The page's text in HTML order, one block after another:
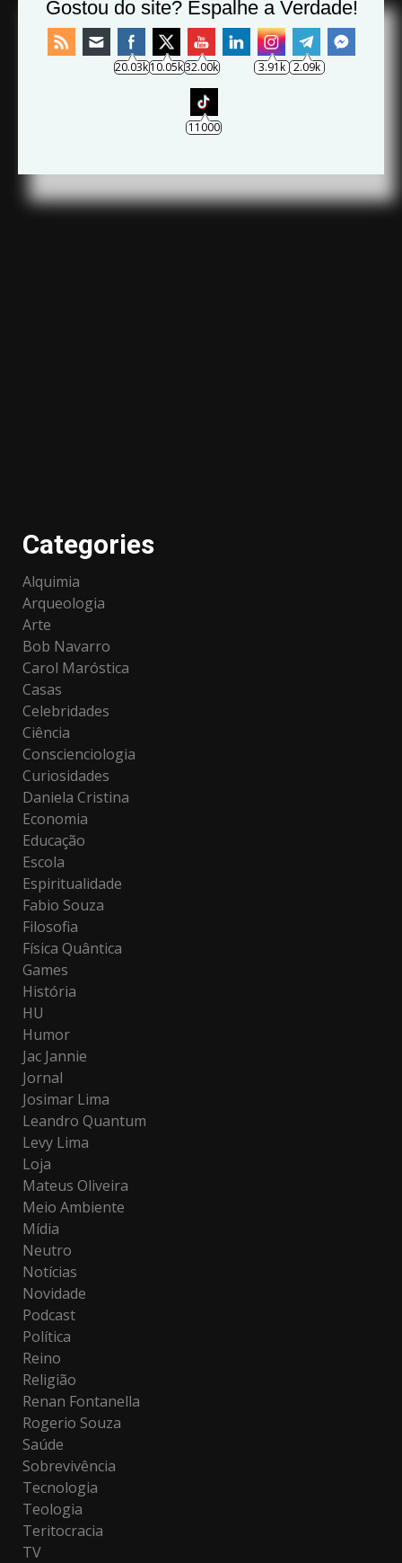
Borracha
Archives
Categories
Alquimia
Arqueologia
Arte
Bob Navarro
Carol Maróstica
Casas
Celebridades
Ciência
Conscienciologia
Curiosidades
Daniela Cristina
Economia
Educação
Escola
Espiritualidade
Fabio Souza
Filosofia
Física Quântica
Games
História
HU
Humor
Jac Jannie
Jornal
Josimar Lima
Leandro Quantum
Levy Lima
Loja
Mateus Oliveira
Meio Ambiente
Mídia
Neutro
Notícias
Novidade
Podcast
Política
Reino
Religião
Renan Fontanella
Rogerio Souza
Saúde
Sobrevivência
Tecnologia
Teologia
Teritocracia
TV
Gostou do site? Espalhe a Verdade!
20.03k10.05k32.00k 3.91k 2.09k
11000